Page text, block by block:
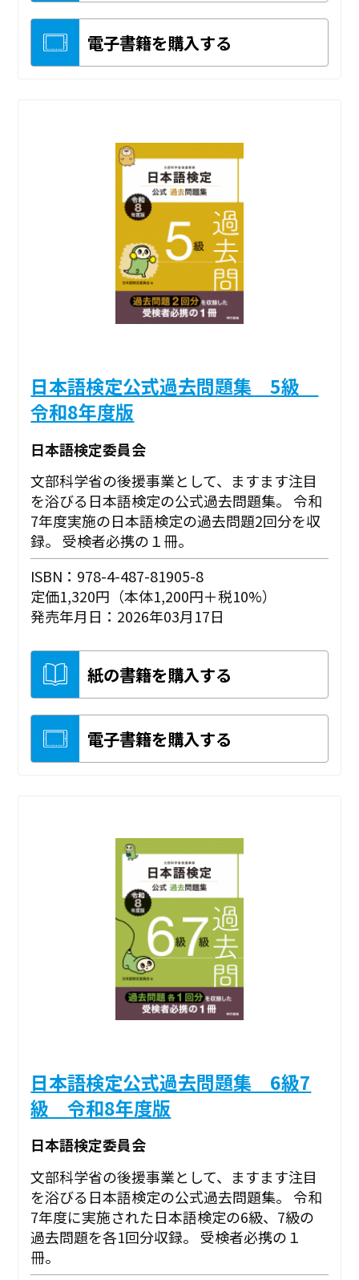
電子書籍を購入する
日本語検定公式過去問題集 5級
令和8年度版
日本語検定委員会
文部科学省の後援事業として、ますます注目
を浴びる日本語検定の公式過去問題集。 令和
7年度実施の日本語検定の過去問題2回分を収
録。 受検者必携の１冊。
ISBN：978-4-487-81905-8
定価1,320円（本体1,200円＋税10%）
発売年月日：2026年03月17日
紙の書籍を購入する
電子書籍を購入する
日本語検定公式過去問題集 6級7
級 令和8年度版
日本語検定委員会
文部科学省の後援事業として、ますます注目
を浴びる日本語検定の公式過去問題集。 令和
7年度に実施された日本語検定の6級、7級の
過去問題を各1回分収録。 受検者必携の１
冊。